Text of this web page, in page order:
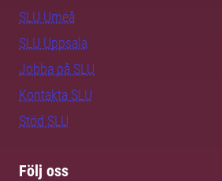
SLU Umeå
SLU Uppsala
Jobba på SLU
Kontakta SLU
Stöd SLU
Följ oss